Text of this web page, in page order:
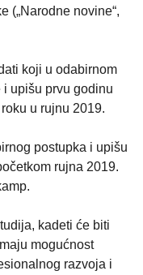
(„Narodne novine“,
koji u odabirnom
upišu prvu godinu
u rujnu 2019.
postupka i upišu
rujna 2019.
kadeti će biti
mogućnost
razvoja i